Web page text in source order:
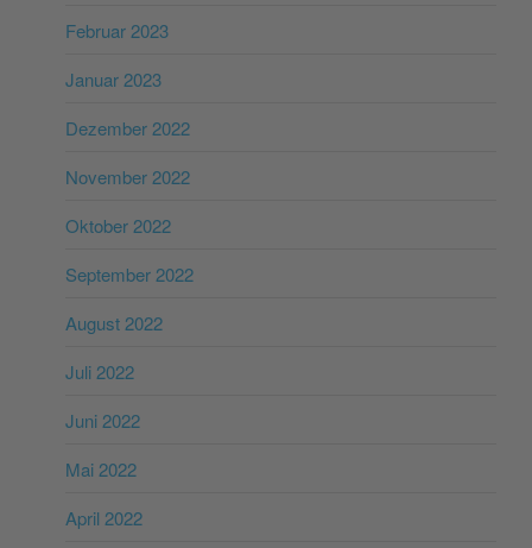
Februar 2023
Januar 2023
Dezember 2022
November 2022
Oktober 2022
September 2022
August 2022
Juli 2022
Juni 2022
Mai 2022
April 2022